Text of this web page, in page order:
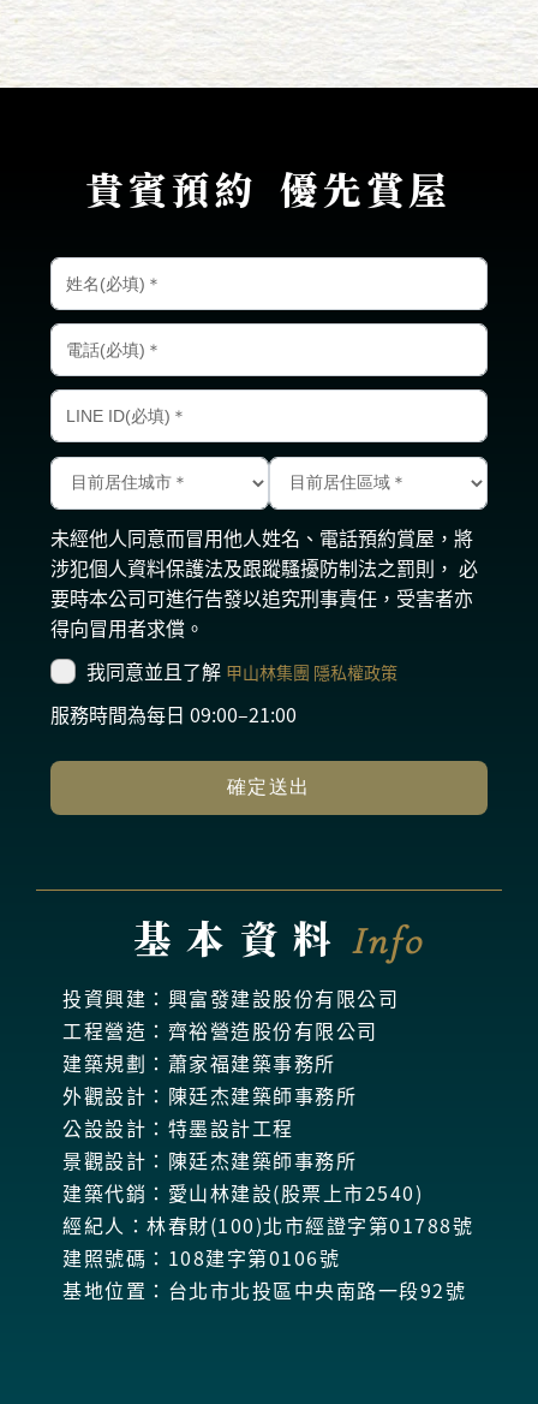
貴賓預約 優先賞屋
未經他人同意而冒用他人姓名、電話預約賞屋，將
涉犯個人資料保護法及跟蹤騷擾防制法之罰則， 必
要時本公司可進行告發以追究刑事責任，受害者亦
得向冒用者求償。
我同意並且了解 甲山林集團 隱私權政策
服務時間為每日 09:00–21:00
確定送出
基本資料 Info
投資興建：興富發建設股份有限公司
工程營造：齊裕營造股份有限公司
建築規劃：蕭家福建築事務所
外觀設計：陳廷杰建築師事務所
公設設計：特墨設計工程
景觀設計：陳廷杰建築師事務所
建築代銷：愛山林建設(股票上市2540)
經紀人：林春財(100)北市經證字第01788號
建照號碼：108建字第0106號
基地位置：台北市北投區中央南路一段92號